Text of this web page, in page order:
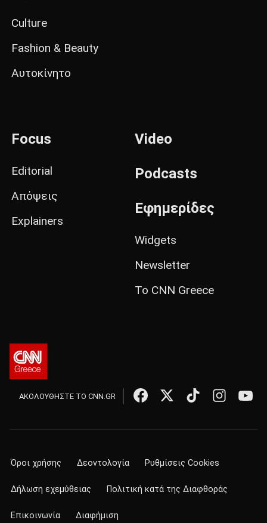
Culture
Fashion & Beauty
Αυτοκίνητο
Focus
Editorial
Απόψεις
Explainers
Video
Podcasts
Εφημερίδες
Widgets
Newsletter
Το CNN Greece
ΑΚΟΛΟΥΘΗΣΤΕ ΤΟ CNN.GR
Όροι χρήσης Δεοντολογία Ρυθμίσεις Cookies
Δήλωση εχεμύθειας Πολιτική κατά της Διαφθοράς
Επικοινωνία Διαφήμιση